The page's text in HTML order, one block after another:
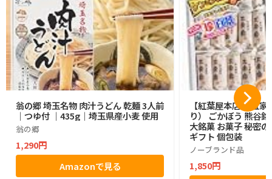
翁の郷 埼玉名物 肉汁うどん 乾麺 3人前
｜つゆ付 ｜435g｜埼玉県産小麦 使用
翁の郷
1,290円
Amazonで見る
【紅葉屋本店】 五
り） ごかぼう 熊谷
大銘菓 お菓子 秘密
ギフト 個包装
ノーブランド品
1,850円